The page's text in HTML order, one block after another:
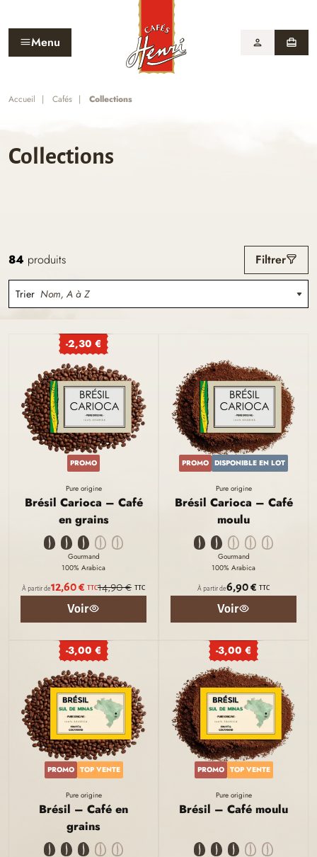
Menu person card_travel
Accueil Cafés Collections
Collections
84 produits Filtrer
Trier Nom, A à Z
-2,30 €
PROMO
Pure origine
Brésil Carioca – Café
en grains
Gourmand
100% Arabica
À partir de12,60 € TTC14,90 € TTC
Voir
PROMO DISPONIBLE EN LOT
Pure origine
Brésil Carioca – Café
moulu
Gourmand
100% Arabica
À partir de6,90 € TTC
Voir
-3,00 €
PROMO TOP VENTE
Pure origine
Brésil – Café en
grains
-3,00 €
PROMO TOP VENTE
Pure origine
Brésil – Café moulu